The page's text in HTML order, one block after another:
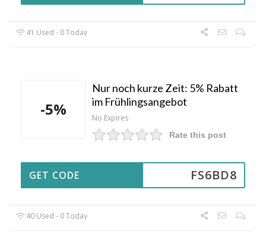
41 Used - 0 Today
-5%
Nur noch kurze Zeit: 5% Rabatt
im Frühlingsangebot
No Expires
Rate this post
FS6BD8
GET CODE
40 Used - 0 Today